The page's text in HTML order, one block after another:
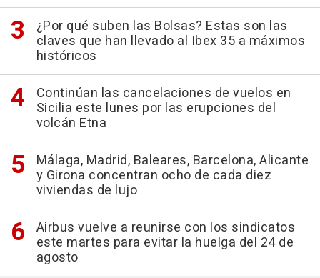
¿Por qué suben las Bolsas? Estas son las
claves que han llevado al Ibex 35 a máximos
históricos
Continúan las cancelaciones de vuelos en
Sicilia este lunes por las erupciones del
volcán Etna
Málaga, Madrid, Baleares, Barcelona, Alicante
y Girona concentran ocho de cada diez
viviendas de lujo
Airbus vuelve a reunirse con los sindicatos
este martes para evitar la huelga del 24 de
agosto